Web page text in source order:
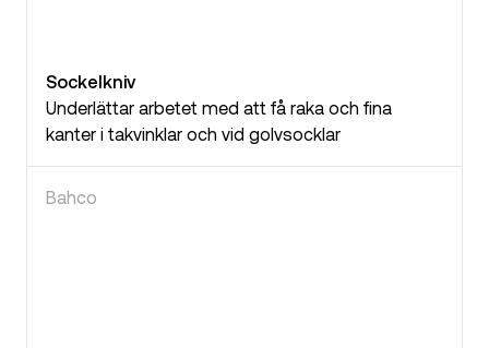
Sockelkniv
Underlättar arbetet med att få raka och fina
kanter i takvinklar och vid golvsocklar
Bahco